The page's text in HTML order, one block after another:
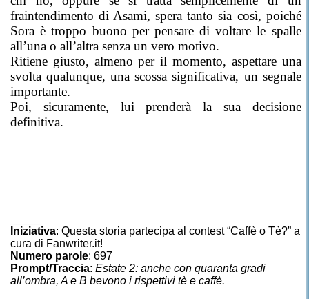
fraintendimento di Asami, spera tanto sia così, poiché
Sora è troppo buono per pensare di voltare le spalle
all’una o all’altra senza un vero motivo.
Ritiene giusto, almeno per il momento, aspettare una
svolta qualunque, una scossa significativa, un segnale
importante.
Poi, sicuramente, lui prenderà la sua decisione
definitiva.
Iniziativa: Questa storia partecipa al contest “Caffè o Tè?” a
cura di Fanwriter.it!
Numero parole: 697
Prompt/Traccia: Estate 2: anche con quaranta gradi
all’ombra, A e B bevono i rispettivi tè e caffè.